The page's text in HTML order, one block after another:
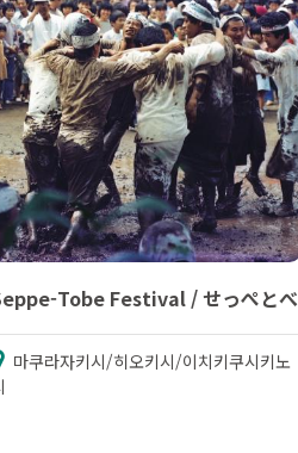
Tobe Festival / せっぺとべ
마쿠라자키시/히오키시/이치키쿠시키노